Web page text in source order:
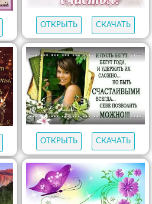
ОТКРЫТЬ СКАЧАТЬ
ОТКРЫТЬ СКАЧАТЬ